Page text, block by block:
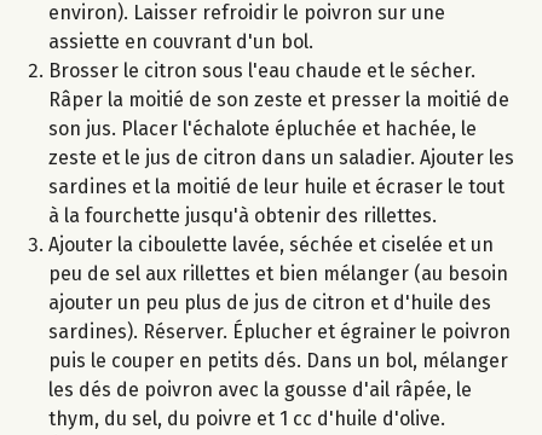
environ). Laisser refroidir le poivron sur une
assiette en couvrant d'un bol.
Brosser le citron sous l'eau chaude et le sécher.
Râper la moitié de son zeste et presser la moitié de
son jus. Placer l'échalote épluchée et hachée, le
zeste et le jus de citron dans un saladier. Ajouter les
sardines et la moitié de leur huile et écraser le tout
à la fourchette jusqu'à obtenir des rillettes.
Ajouter la ciboulette lavée, séchée et ciselée et un
peu de sel aux rillettes et bien mélanger (au besoin
ajouter un peu plus de jus de citron et d'huile des
sardines). Réserver. Éplucher et égrainer le poivron
puis le couper en petits dés. Dans un bol, mélanger
les dés de poivron avec la gousse d'ail râpée, le
thym, du sel, du poivre et 1 cc d'huile d'olive.